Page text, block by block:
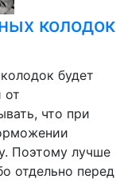
колодок
будет
от
что при
Поэтому лучше
отдельно перед